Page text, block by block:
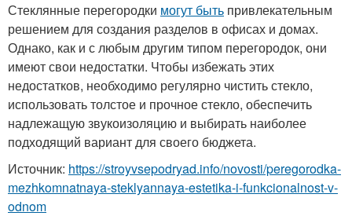
Стеклянные перегородки могут быть привлекательным
решением для создания разделов в офисах и домах.
Однако, как и с любым другим типом перегородок, они
имеют свои недостатки. Чтобы избежать этих
недостатков, необходимо регулярно чистить стекло,
использовать толстое и прочное стекло, обеспечить
надлежащую звукоизоляцию и выбирать наиболее
подходящий вариант для своего бюджета.
Источник: https://stroyvsepodryad.info/novosti/peregorodka-
mezhkomnatnaya-steklyannaya-estetika-i-funkcionalnost-v-
odnom